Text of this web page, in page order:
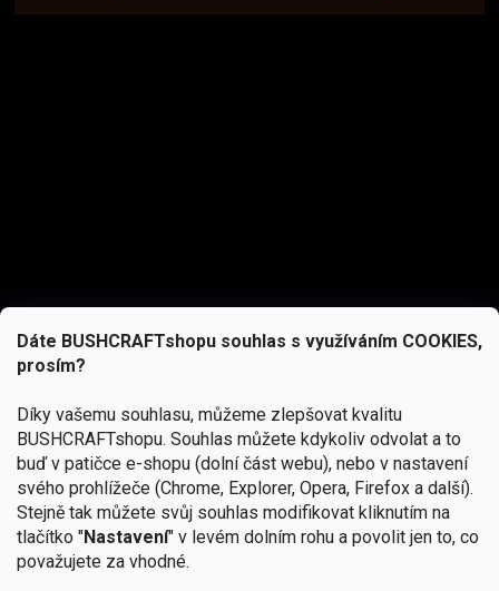
Dáte BUSHCRAFTshopu souhlas s využíváním COOKIES,
prosím?
Díky vašemu souhlasu, můžeme zlepšovat kvalitu
BUSHCRAFTshopu. Souhlas můžete kdykoliv odvolat a to
buď v patičce e-shopu (dolní část webu), nebo v nastavení
svého prohlížeče (Chrome, Explorer, Opera, Firefox a další).
Stejně tak můžete svůj souhlas modifikovat kliknutím na
tlačítko "Nastavení" v levém dolním rohu a povolit jen to, co
považujete za vhodné.